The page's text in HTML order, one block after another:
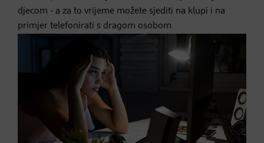
djecom - a za to vrijeme možete sjediti na klupi i na
primjer telefonirati s dragom osobom.